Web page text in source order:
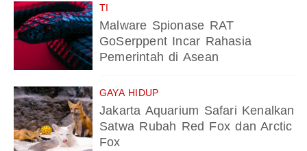
TI
Malware Spionase RAT
GoSerppent Incar Rahasia
Pemerintah di Asean
GAYA HIDUP
Jakarta Aquarium Safari Kenalkan
Satwa Rubah Red Fox dan Arctic
Fox